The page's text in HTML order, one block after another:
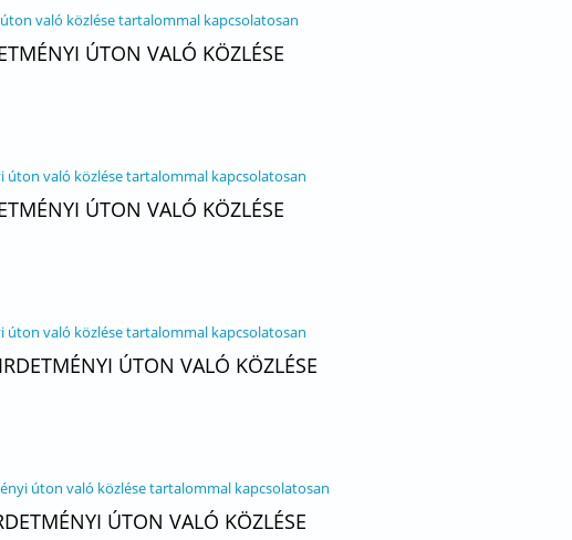
való közlése tartalommal kapcsolatosan
ÚTON VALÓ KÖZLÉSE
úton való közlése tartalommal kapcsolatosan
ÚTON VALÓ KÖZLÉSE
úton való közlése tartalommal kapcsolatosan
ÚTON VALÓ KÖZLÉSE
úton való közlése tartalommal kapcsolatosan
ÚTON VALÓ KÖZLÉSE